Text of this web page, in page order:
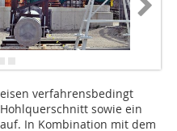
verfahrensbedingt
sowie ein
In Kombination mit dem